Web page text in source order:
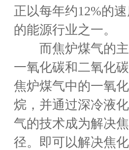
正以每年约12%的
的能源行业之一。
而焦炉煤气的主
一氧化碳和二氧化
焦炉煤气中的一氧
烷，并通过深冷液
气的技术成为解决
径。即可以解决焦